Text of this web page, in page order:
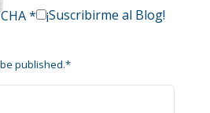
published.*
* ¡Suscribirme al Blog!